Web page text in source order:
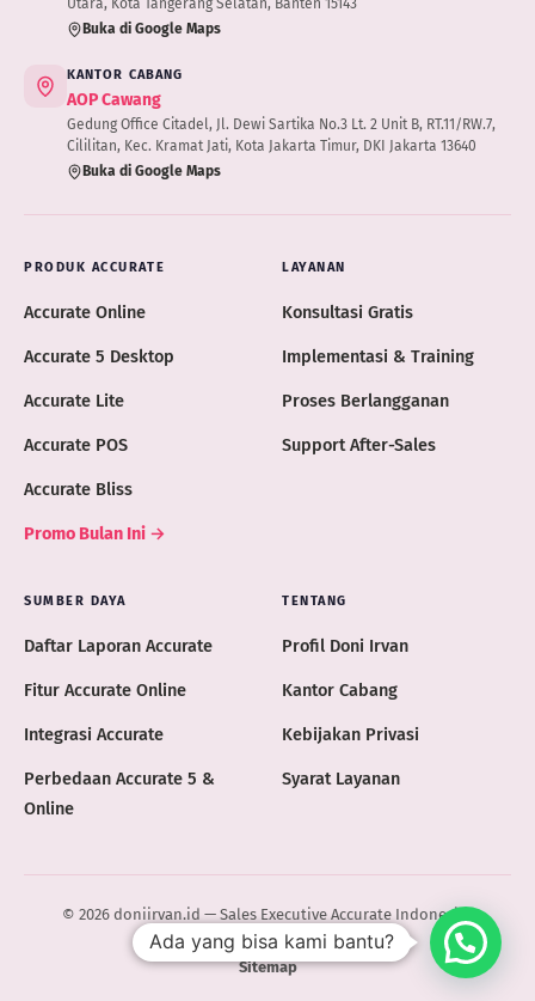
Utara, Kota Tangerang Selatan, Banten 15143
Buka di Google Maps
KANTOR CABANG
AOP Cawang
Gedung Office Citadel, Jl. Dewi Sartika No.3 Lt. 2 Unit B, RT.11/RW.7,
Cililitan, Kec. Kramat Jati, Kota Jakarta Timur, DKI Jakarta 13640
Buka di Google Maps
PRODUK ACCURATE
Accurate Online
Accurate 5 Desktop
Accurate Lite
Accurate POS
Accurate Bliss
Promo Bulan Ini →
LAYANAN
Konsultasi Gratis
Implementasi & Training
Proses Berlangganan
Support After-Sales
SUMBER DAYA
Daftar Laporan Accurate
Fitur Accurate Online
Integrasi Accurate
Perbedaan Accurate 5 &
Online
TENTANG
Profil Doni Irvan
Kantor Cabang
Kebijakan Privasi
Syarat Layanan
© 2026 doniirvan.id — Sales Executive Accurate Indonesia ·
ACCURATE.ID
Sitemap
Ada yang bisa kami bantu?